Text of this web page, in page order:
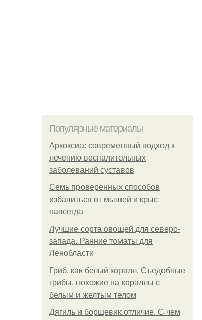
Популярные материалы
Аркоксиа: современный подход к
лечению воспалительных
заболеваний суставов
Семь проверенных способов
избавиться от мышей и крыс
навсегда
Лучшие сорта овощей для северо-
запада. Ранние томаты для
Ленобласти
Гриб, как белый коралл. Съедобные
грибы, похожие на кораллы с
белым и желтым телом
Дягиль и борщевик отличие. С чем